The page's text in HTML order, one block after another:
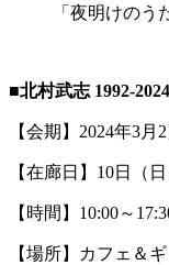
「夜明けのう
■北村武志 1992-2024
【会期】2024年3
【在廊日】10日（
【時間】10:00～
【場所】カフェ＆